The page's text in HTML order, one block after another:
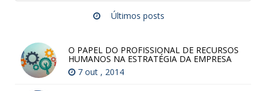
Últimos posts
O PAPEL DO PROFISSIONAL DE RECURSOS
HUMANOS NA ESTRATÉGIA DA EMPRESA
7 out , 2014